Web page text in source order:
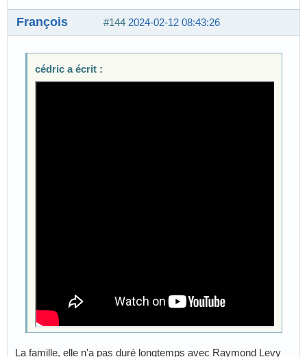
#144 2024-02-12 08:43:26
François
cédric a écrit :
La famille, elle n'a pas duré longtemps avec Raymond Levy